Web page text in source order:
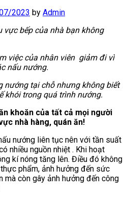
2023 by Admin
vực bếp của nhà bạn không
việc của nhân viên giảm đi vì
nấu nướng.
nướng tại chỗ nhưng không biết
khói trong quá trình nướng.
khoăn của tất cả mọi người
nhà hàng, quán ăn!
nướng liên tục nên với tần suất
nhiều nguồn nhiệt . Khi hoạt
kí nóng tăng lên. Điều đó không
phẩm, ảnh hưởng đến sức
mà còn gây ảnh hưởng đến công